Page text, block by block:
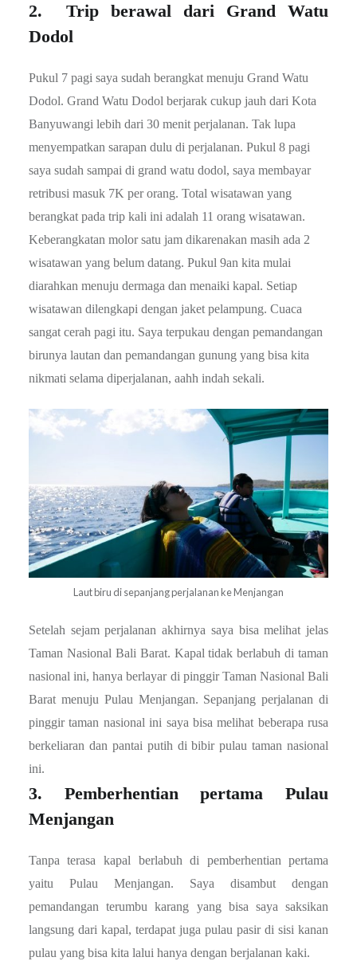
2. Trip berawal dari Grand Watu
Dodol
Pukul 7 pagi saya sudah berangkat menuju Grand Watu
Dodol. Grand Watu Dodol berjarak cukup jauh dari Kota
Banyuwangi lebih dari 30 menit perjalanan. Tak lupa
menyempatkan sarapan dulu di perjalanan. Pukul 8 pagi
saya sudah sampai di grand watu dodol, saya membayar
retribusi masuk 7K per orang. Total wisatawan yang
berangkat pada trip kali ini adalah 11 orang wisatawan.
Keberangkatan molor satu jam dikarenakan masih ada 2
wisatawan yang belum datang. Pukul 9an kita mulai
diarahkan menuju dermaga dan menaiki kapal. Setiap
wisatawan dilengkapi dengan jaket pelampung. Cuaca
sangat cerah pagi itu. Saya terpukau dengan pemandangan
birunya lautan dan pemandangan gunung yang bisa kita
nikmati selama diperjalanan, aahh indah sekali.
Laut biru di sepanjang perjalanan ke Menjangan
Setelah sejam perjalanan akhirnya saya bisa melihat jelas
Taman Nasional Bali Barat. Kapal tidak berlabuh di taman
nasional ini, hanya berlayar di pinggir Taman Nasional Bali
Barat menuju Pulau Menjangan. Sepanjang perjalanan di
pinggir taman nasional ini saya bisa melihat beberapa rusa
berkeliaran dan pantai putih di bibir pulau taman nasional
ini.
3. Pemberhentian pertama Pulau
Menjangan
Tanpa terasa kapal berlabuh di pemberhentian pertama
yaitu Pulau Menjangan. Saya disambut dengan
pemandangan terumbu karang yang bisa saya saksikan
langsung dari kapal, terdapat juga pulau pasir di sisi kanan
pulau yang bisa kita lalui hanya dengan berjalanan kaki.